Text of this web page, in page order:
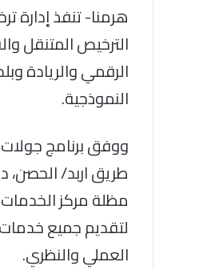
هرمنا- تنفذ إدارة
الترخيص المتنقل
الرقمي والريادة
النموذجية.
ووفق برنامج جولات
طريق اربد/ الحصن،
مظلة مركز
لتقديم جميع خدمات
العملي والنظري.